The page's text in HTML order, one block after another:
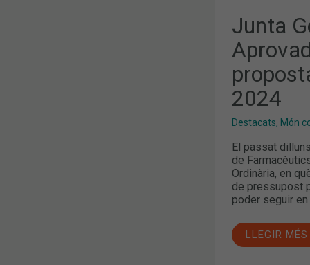
Junta
2024
Destacats, Món
El passat
de
Ordinària, en
de pressupost
poder seguir
LLEGIR MÉS